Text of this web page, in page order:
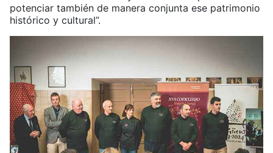
potenciar también de manera conjunta ese patrimonio
histórico y cultural”.